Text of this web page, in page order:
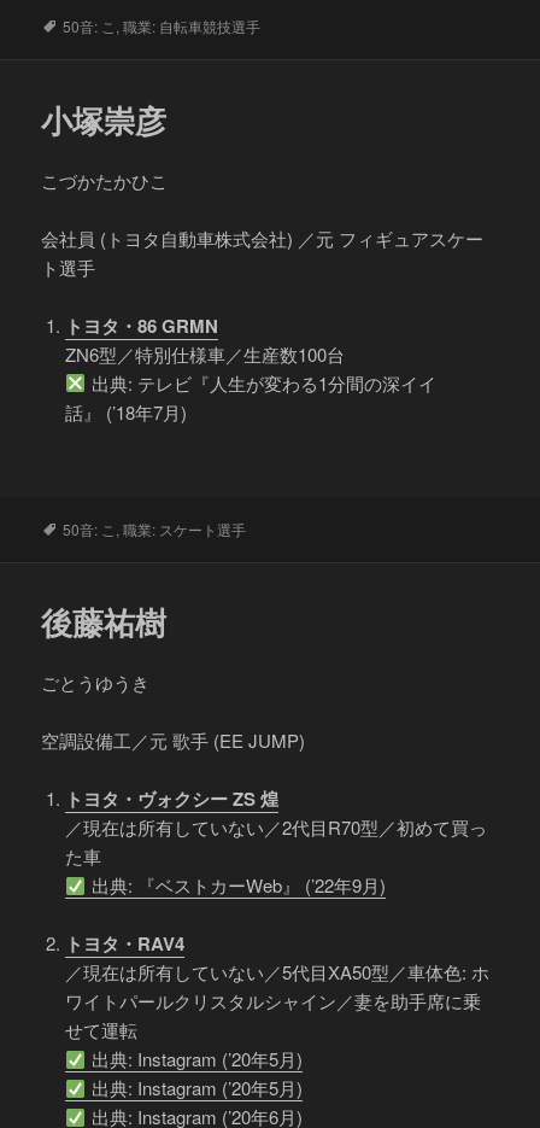
タ
50音: こ ,職業: 自転車競技選手
小塚崇彦
こづかたかひこ
会社員 (トヨタ自動車株式会社) ／元 フィギュアスケー
ト選手
トヨタ・86 GRMN
ZN6型／特別仕様車／生産数100台
出典: テレビ『人生が変わる1分間の深イイ
話』 (’18年7月)
タ
50音: こ ,職業: スケート選手
後藤祐樹
ごとうゆうき
空調設備工／元 歌手 (EE JUMP)
トヨタ・ヴォクシー ZS 煌
／現在は所有していない／2代目R70型／初めて買っ
た車
出典: 『ベストカーWeb』 (’22年9月)
トヨタ・RAV4
／現在は所有していない／5代目XA50型／車体色: ホ
ワイトパールクリスタルシャイン／妻を助手席に乗
せて運転
出典: Instagram (’20年5月)
出典: Instagram (’20年5月)
出典: Instagram (’20年6月)